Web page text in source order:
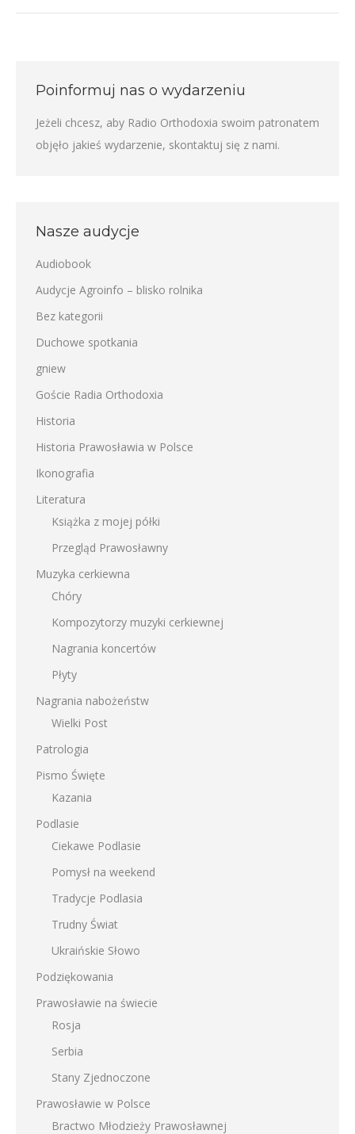
Poinformuj nas o wydarzeniu
Jeżeli chcesz, aby Radio Orthodoxia swoim patronatem
objęło jakieś wydarzenie, skontaktuj się z nami.
Nasze audycje
Audiobook
Audycje Agroinfo – blisko rolnika
Bez kategorii
Duchowe spotkania
gniew
Goście Radia Orthodoxia
Historia
Historia Prawosławia w Polsce
Ikonografia
Literatura
Książka z mojej półki
Przegląd Prawosławny
Muzyka cerkiewna
Chóry
Kompozytorzy muzyki cerkiewnej
Nagrania koncertów
Płyty
Nagrania nabożeństw
Wielki Post
Patrologia
Pismo Święte
Kazania
Podlasie
Ciekawe Podlasie
Pomysł na weekend
Tradycje Podlasia
Trudny Świat
Ukraińskie Słowo
Podziękowania
Prawosławie na świecie
Rosja
Serbia
Stany Zjednoczone
Prawosławie w Polsce
Bractwo Młodzieży Prawosławnej